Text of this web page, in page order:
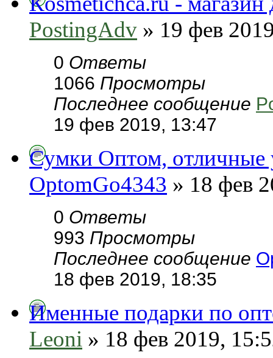
PostingAdv » 19 фев
0 Ответы
1066 Просмотры
Последнее сообщение
19 фев 2019, 13:47
Сумки Оптом, отличные
OptomGo4343 » 18 фев
0 Ответы
993 Просмотры
Последнее сообщение
18 фев 2019, 18:35
Именные подарки по
Leoni » 18 фев 2019,